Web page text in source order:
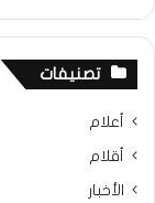
تصنيفات
أعلام
أقلام
الأخبار